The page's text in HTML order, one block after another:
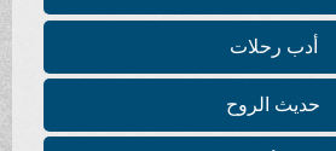
أدب رحلات
حديث الروح